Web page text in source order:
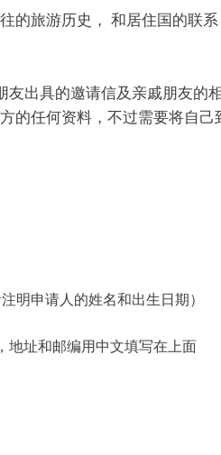
旅游历史， 和居住国的联系
出具的邀请信及亲戚朋友的
的任何资料，不过需要将自己
明申请人的姓名和出生日期）
地址和邮编用中文填写在上面